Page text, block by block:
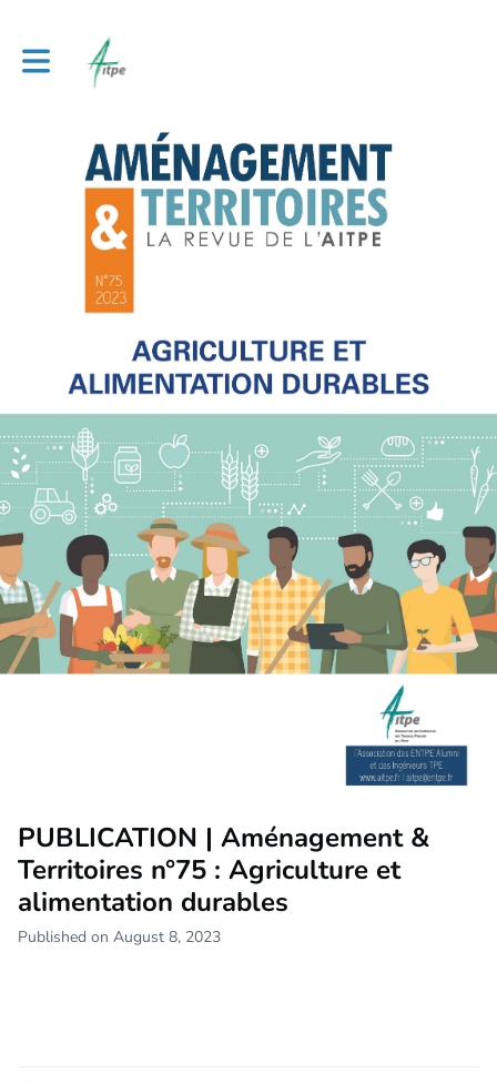
Toggle main navigation
PUBLICATION | Aménagement &
Territoires n°75 : Agriculture et
alimentation durables
Published on August 8, 2023